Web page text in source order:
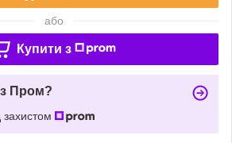
або
Купити з
Пром?